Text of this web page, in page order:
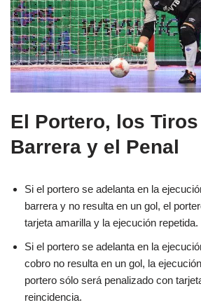
El Portero, los
Barrera y el Penal
Si el portero se adelanta en la
barrera y no resulta en un gol, el
tarjeta amarilla y la ejecución repetida.
Si el portero se adelanta en la
cobro no resulta en un gol, la
portero sólo será penalizado con
reincidencia.